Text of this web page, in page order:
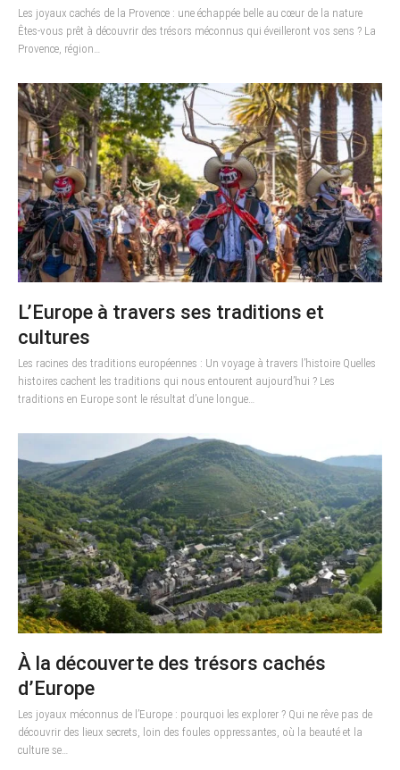
Les joyaux cachés de la Provence : une échappée belle au cœur de la nature
Êtes-vous prêt à découvrir des trésors méconnus qui éveilleront vos sens ? La
Provence, région…
L’Europe à travers ses traditions et
cultures
Les racines des traditions européennes : Un voyage à travers l’histoire Quelles
histoires cachent les traditions qui nous entourent aujourd’hui ? Les
traditions en Europe sont le résultat d’une longue…
À la découverte des trésors cachés
d’Europe
Les joyaux méconnus de l’Europe : pourquoi les explorer ? Qui ne rêve pas de
découvrir des lieux secrets, loin des foules oppressantes, où la beauté et la
culture se…